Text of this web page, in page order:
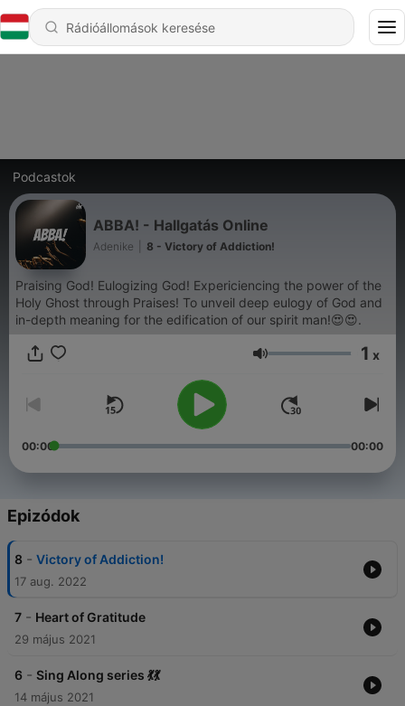
Podcastok
ABBA! - Hallgatás Online
Adenike 8 - Victory of Addiction!
Praising God! Eulogizing God! Expericiencing the power of the
Holy Ghost through Praises! To unveil deep eulogy of God and
in-depth meaning for the edification of our spirit man!😍😍.
Hangerő 1 x
00:00 00:00
Epizódok
8 - Victory of Addiction!
17 aug. 2022
7 - Heart of Gratitude
29 május 2021
6 - Sing Along series 💃💃
14 május 2021